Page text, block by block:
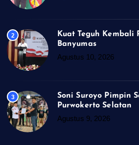
2
Kuat Teguh Kembali
Banyumas
Agustus 10, 2026
3
Soni Suroyo Pimpin
Purwokerto Selatan
Agustus 9, 2026